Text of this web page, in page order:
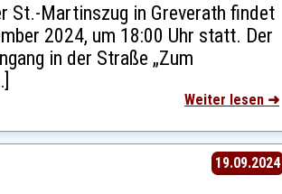
St.-Martinszug in Greverath findet
2024, um 18:00 Uhr statt. Der
in der Straße „Zum
Weiter lesen ➜
19.09.2024